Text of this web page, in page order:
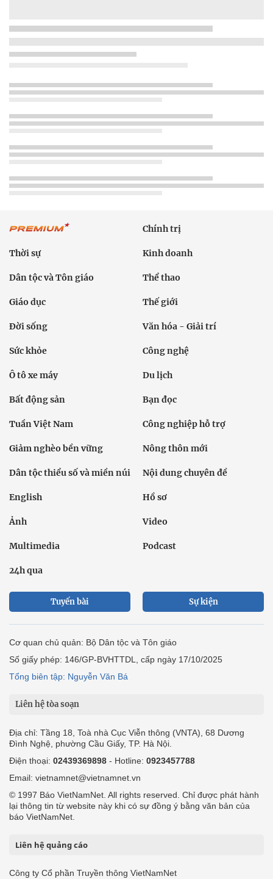
Chính trị
Thời sự Kinh doanh
Dân tộc và Tôn giáo Thể thao
Giáo dục Thế giới
Đời sống Văn hóa - Giải trí
Sức khỏe Công nghệ
Ô tô xe máy Du lịch
Bất động sản Bạn đọc
Tuần Việt Nam Công nghiệp hỗ trợ
Giảm nghèo bền vững Nông thôn mới
Dân tộc thiểu số và miền núi Nội dung chuyên đề
English Hồ sơ
Ảnh Video
Multimedia Podcast
24h qua
Tuyến bài Sự kiện
Cơ quan chủ quản: Bộ Dân tộc và Tôn giáo
Số giấy phép: 146/GP-BVHTTDL, cấp ngày 17/10/2025
Tổng biên tập: Nguyễn Văn Bá
Liên hệ tòa soạn
Địa chỉ: Tầng 18, Toà nhà Cục Viễn thông (VNTA), 68 Dương
Đình Nghệ, phường Cầu Giấy, TP. Hà Nội.
Điện thoại: 02439369898 - Hotline: 0923457788
Email: vietnamnet@vietnamnet.vn
© 1997 Báo VietNamNet. All rights reserved. Chỉ được phát hành
lại thông tin từ website này khi có sự đồng ý bằng văn bản của
báo VietNamNet.
Liên hệ quảng cáo
Công ty Cổ phần Truyền thông VietNamNet